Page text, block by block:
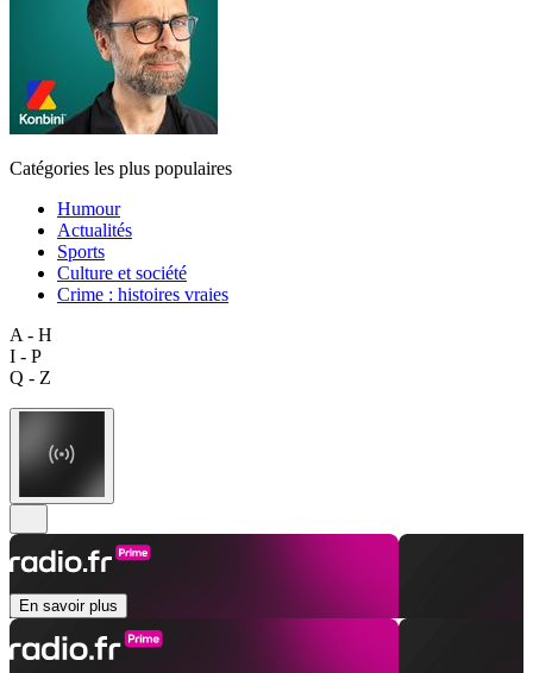
Catégories les plus populaires
Humour
Actualités
Sports
Culture et société
Crime : histoires vraies
A - H
I - P
Q - Z
En savoir plus